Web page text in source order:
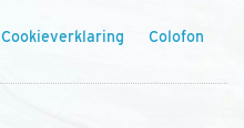
Cookieverklaring Colofon